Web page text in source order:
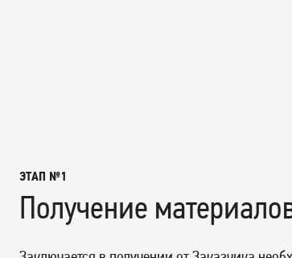
ЭТАП №1
Получение